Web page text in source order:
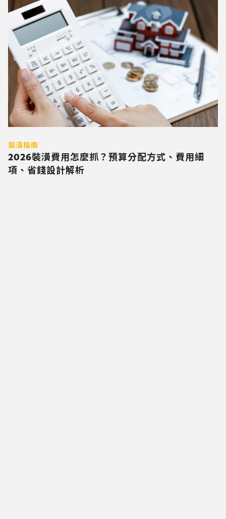
裝潢指南
2026裝潢費用怎麼抓？預算分配方式、費用細
項、省錢設計解析